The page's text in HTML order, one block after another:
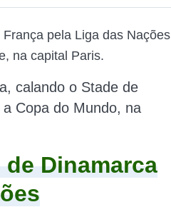
pela Liga das Nações
na capital Paris.
calando o Stade de
Copa do Mundo, na
Dinamarca